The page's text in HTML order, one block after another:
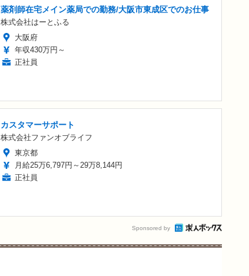
薬剤師在宅メイン薬局での勤務/大阪市東成区でのお仕事
株式会社はーとふる
大阪府
年収430万円～
正社員
カスタマーサポート
株式会社ファンオブライフ
東京都
月給25万6,797円～29万8,144円
正社員
Sponsored by